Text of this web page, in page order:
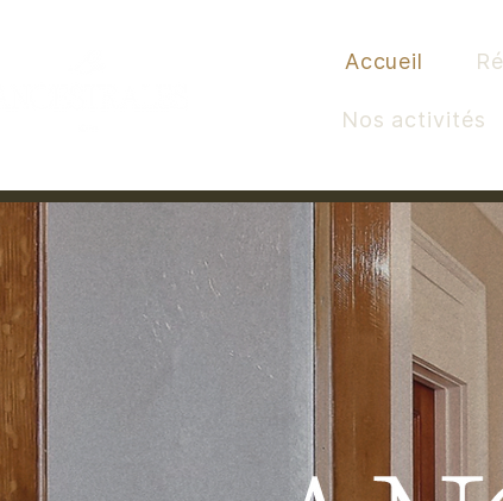
Accueil
Nos activités